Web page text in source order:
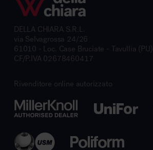
DELLA CHIARA S.R.L.
via Selvagrossa 24/26
61010 - Loc. Case Bruciate - Tavullia (PU)
CF/P.IVA 02678460417
Rivenditore online autorizzato